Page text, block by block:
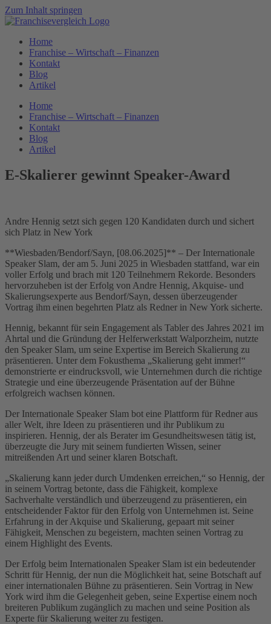
Zum Inhalt springen
Home
Franchise – Wirtschaft – Finanzen
Kontakt
Blog
Artikel
Home
Franchise – Wirtschaft – Finanzen
Kontakt
Blog
Artikel
E-Skalierer gewinnt Speaker-Award
Andre Hennig setzt sich gegen 120 Kandidaten durch und sichert
sich Platz in New York
**Wiesbaden/Bendorf/Sayn, [08.06.2025]** – Der Internationale
Speaker Slam, der am 5. Juni 2025 in Wiesbaden stattfand, war ein
voller Erfolg und brach mit 120 Teilnehmern Rekorde. Besonders
hervorzuheben ist der Erfolg von Andre Hennig, Akquise- und
Skalierungsexperte aus Bendorf/Sayn, dessen überzeugender
Vortrag ihm einen begehrten Platz als Redner in New York sicherte.
Hennig, bekannt für sein Engagement als Tabler des Jahres 2021 im
Ahrtal und die Gründung der Helferwerkstatt Walporzheim, nutzte
den Speaker Slam, um seine Expertise im Bereich Skalierung zu
präsentieren. Unter dem Fokusthema „Skalierung geht immer!“
demonstrierte er eindrucksvoll, wie Unternehmen durch die richtige
Strategie und eine überzeugende Präsentation auf der Bühne
erfolgreich wachsen können.
Der Internationale Speaker Slam bot eine Plattform für Redner aus
aller Welt, ihre Ideen zu präsentieren und ihr Publikum zu
inspirieren. Hennig, der als Berater im Gesundheitswesen tätig ist,
überzeugte die Jury mit seinem fundierten Wissen, seiner
mitreißenden Art und seiner klaren Botschaft.
„Skalierung kann jeder durch Umdenken erreichen,“ so Hennig, der
in seinem Vortrag betonte, dass die Fähigkeit, komplexe
Sachverhalte verständlich und überzeugend zu präsentieren, ein
entscheidender Faktor für den Erfolg von Unternehmen ist. Seine
Erfahrung in der Akquise und Skalierung, gepaart mit seiner
Fähigkeit, Menschen zu begeistern, machten seinen Vortrag zu
einem Highlight des Events.
Der Erfolg beim Internationalen Speaker Slam ist ein bedeutender
Schritt für Hennig, der nun die Möglichkeit hat, seine Botschaft auf
einer internationalen Bühne zu präsentieren. Sein Vortrag in New
York wird ihm die Gelegenheit geben, seine Expertise einem noch
breiteren Publikum zugänglich zu machen und seine Position als
Experte für Skalierung weiter zu festigen.